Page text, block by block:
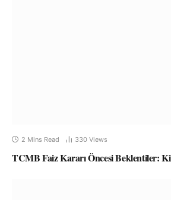
2 Mins Read 330 Views
TCMB Faiz Kararı Öncesi Beklentiler: